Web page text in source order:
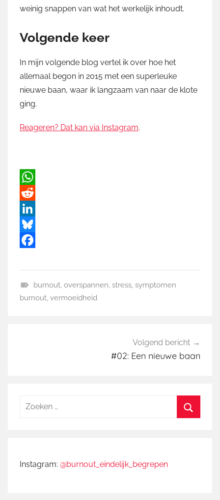
weinig snappen van wat het werkelijk inhoudt.
Volgende keer
In mijn volgende blog vertel ik over hoe het
allemaal begon in 2015 met een superleuke
nieuwe baan, waar ik langzaam van naar de klote
ging.
Reageren? Dat kan via Instagram.
W
h
a
t
p
p
R
e
d
t
L
e
d
B
e
s
c
e
G
burnout, overspannen, stress, symptomen
burnout, vermoeidheid
Volgend bericht
#02: Een nieuwe baan
Zoeken
Instagram: @burnout_eindelijk_begrepen